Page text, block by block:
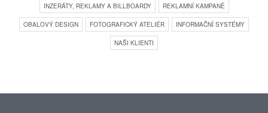
INZERÁTY, REKLAMY A BILLBOARDY REKLAMNÍ KAMPANĚ
OBALOVÝ DESIGN FOTOGRAFICKÝ ATELIÉR INFORMAČNÍ SYSTÉMY
NAŠI KLIENTI